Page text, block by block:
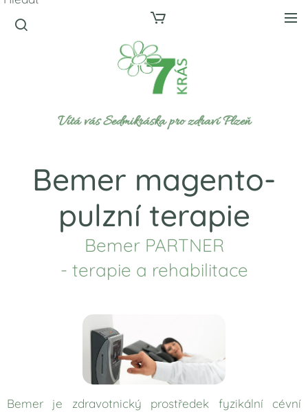
Vítá vás Sedmikráska pro zdraví Plzeň
Bemer magento-
pulzní terapie
Bemer PARTNER
- terapie a rehabilitace
Bemer je zdravotnický prostředek fyzikální cévní